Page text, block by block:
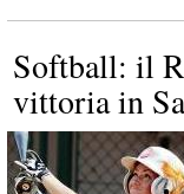
Softball: il
vittoria in